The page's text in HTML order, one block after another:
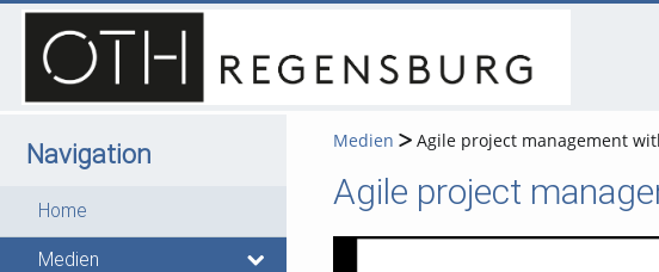
Navigation
Home
Medien
Medien Agile project management
Agile project